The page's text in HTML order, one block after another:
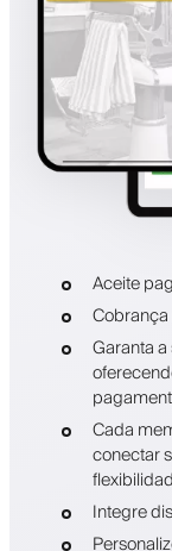
Aceite
Garanta
Cada
conectar
Integre